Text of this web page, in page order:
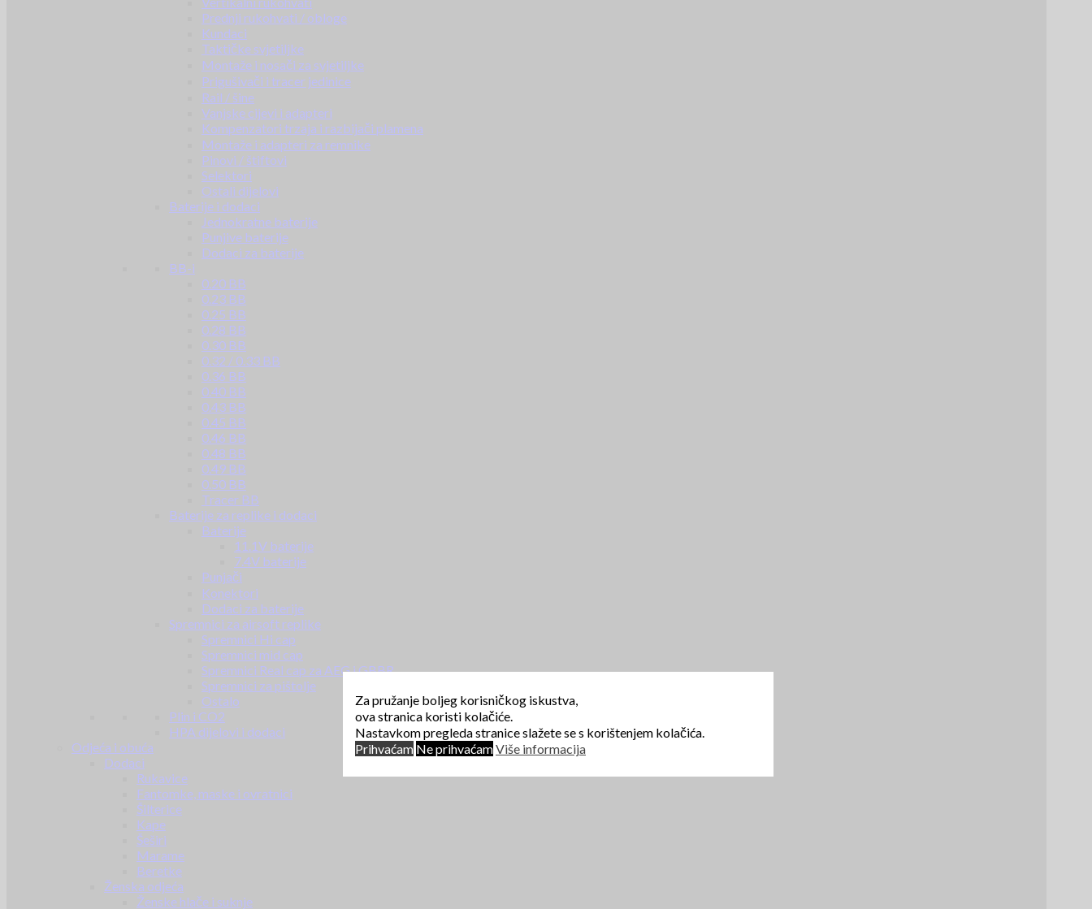
Prednji rukohvati / obloge
Kundaci
Taktičke svjetiljke
Montaže i nosači za svjetiljke
Prigušivači i tracer jedinice
Rail / šine
Vanjske cijevi i adapteri
Kompenzatori trzaja i razbijači plamena
Montaže i adapteri za remnike
Pinovi / štiftovi
Selektori
Ostali dijelovi
Baterije i dodaci
Jednokratne baterije
Punjive baterije
Dodaci za baterije
BB-i
0.20 BB
0.23 BB
0.25 BB
0.28 BB
0.30 BB
0.32 / 0.33 BB
0.36 BB
0.40 BB
0.43 BB
0.45 BB
0.46 BB
0.48 BB
0.49 BB
0.50 BB
Tracer BB
Baterije za replike i dodaci
Baterije
11.1V baterije
7.4V baterije
Punjači
Konektori
Dodaci za baterije
Spremnici za airsoft replike
Spremnici Hi cap
Spremnici mid cap
Spremnici Real cap za AEG i GBBR
Spremnici za pištolje
Ostalo
Plin i CO2
HPA dijelovi i dodaci
Odjeća i obuća
Dodaci
Rukavice
Fantomke, maske i ovratnici
Šilterice
Kape
Šeširi
Marame
Beretke
Ženska odjeća
Ženske hlače i suknje
Za pružanje boljeg korisničkog iskustva,
ova stranica koristi kolačiće.
Nastavkom pregleda stranice slažete se s korištenjem kolačića.
Prihvaćam Ne prihvaćamViše informacija